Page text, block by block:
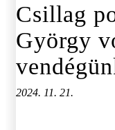
Csillag
György
2024. 11. 21.